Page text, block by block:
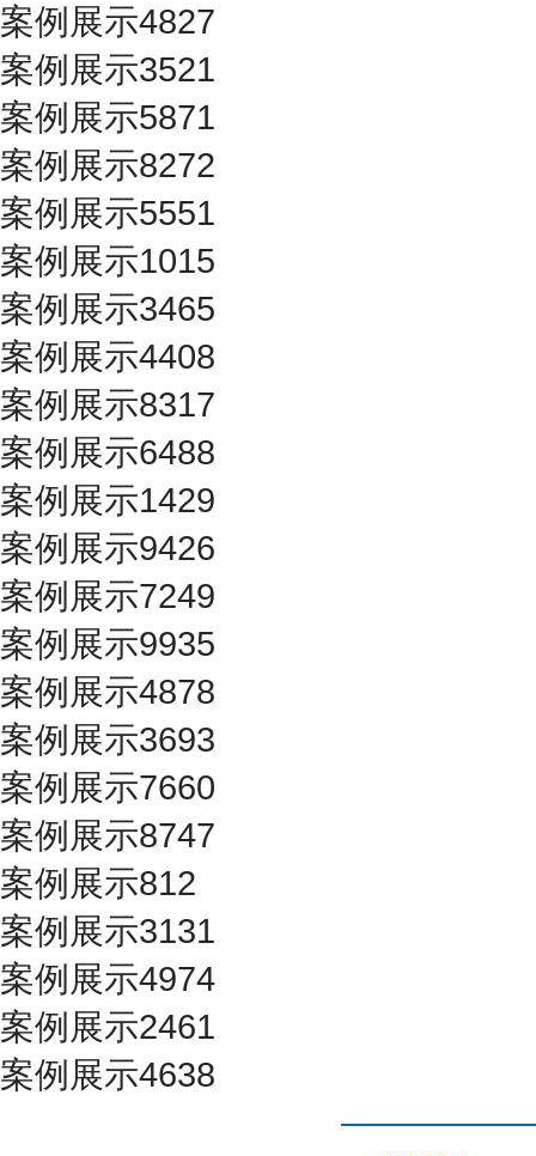
案例展示4827
案例展示3521
案例展示5871
案例展示8272
案例展示5551
案例展示1015
案例展示3465
案例展示4408
案例展示8317
案例展示6488
案例展示1429
案例展示9426
案例展示7249
案例展示9935
案例展示4878
案例展示3693
案例展示7660
案例展示8747
案例展示812
案例展示3131
案例展示4974
案例展示2461
案例展示4638